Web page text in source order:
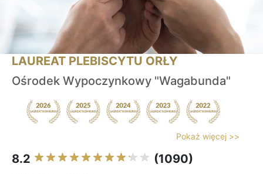
LAUREAT PLEBISCYTU ORŁY
Ośrodek Wypoczynkowy "Wagabunda"
Pokaż więcej >>
8.2 (1090)